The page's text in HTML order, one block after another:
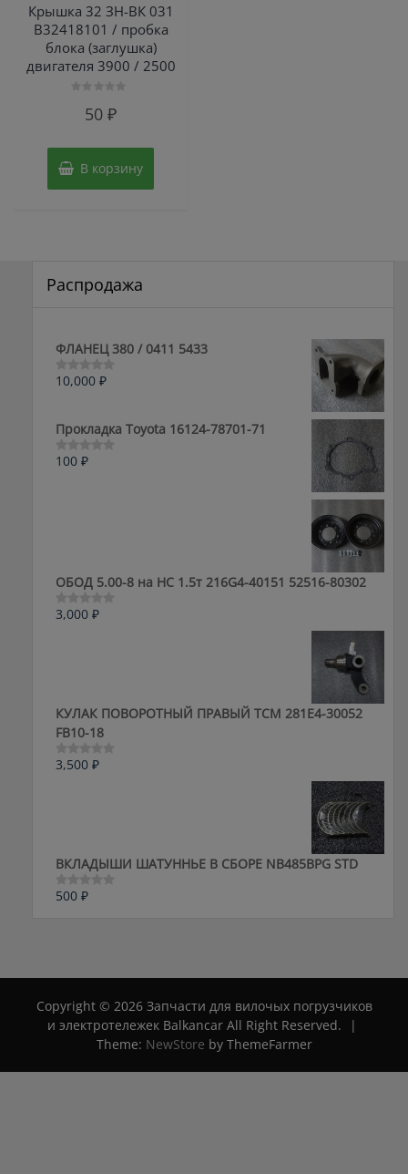
Крышка 32 ЗН-ВК 031
В32418101 / пробка
блока (заглушка)
двигателя 3900 / 2500
50₽
В корзину
Распродажа
ФЛАНЕЦ 380 / 0411 5433
Оценка
5
10,000 ₽
Прокладка Toyota 16124-78701-71
Оценка
100 ₽
ОБОД 5.00-8 на HC 1.5т 216G4-40151 52516-80302
Оценка
3,000 ₽
КУЛАК ПОВОРОТНЫЙ ПРАВЫЙ ТСМ 281E4-30052
FB10-18
Оценка
3,500 ₽
ВКЛАДЫШИ ШАТУННЬЕ В СБОРЕ NB485BPG STD
Оценка
500 ₽
Copyright © 2026 Запчасти для вилочых погрузчиков
и электротележек Balkancar All Right Reserved.
|
Theme: NewStore by ThemeFarmer